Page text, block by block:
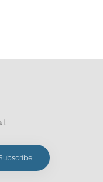
اشترك في نشرتنا الإخبارية وكن دائمًا أول من يسمع بما يحدث.